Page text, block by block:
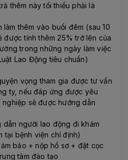
thêm này tối thiểu phải là
thêm vào buổi đêm (sau 10
được tính thêm 25% trở lên của
trong những ngày làm việc
Lao Động tiêu chuẩn)
vọng tham gia được tư vấn
ty, nếu đáp ứng được yêu
sẽ được hướng dẫn
dẫn người lao động đi khám
tại bệnh viện chỉ định)
bảo + nộp hồ sơ + đặt cọc
tâm đào tạo